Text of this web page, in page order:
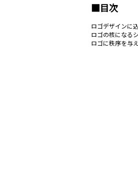
■目次
ロゴデザインに
ロゴの核になる
ロゴに秩序を与